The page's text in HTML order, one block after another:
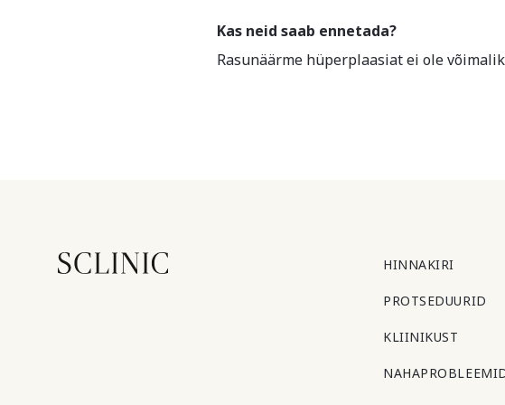
Kas neid saab ennetada?
Rasunäärme hüperplaasiat ei ole
HINNAKIRI
PROTSEDUURID
KLIINIKUST